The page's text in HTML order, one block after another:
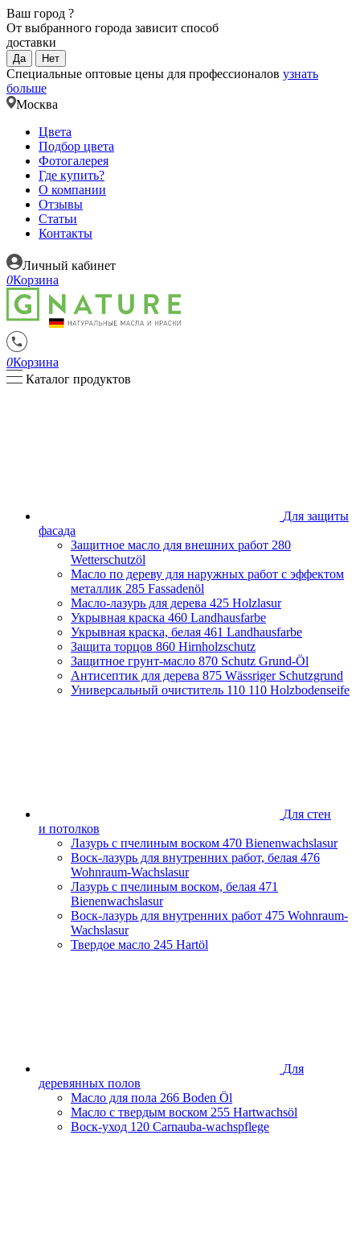
Ваш город ?
От выбранного города зависит способ
доставки
Да Нет
Специальные оптовые цены для профессионалов узнать
больше
Москва
Цвета
Подбор цвета
Фотогалерея
Где купить?
О компании
Отзывы
Статьи
Контакты
Личный кабинет
0Корзина
0Корзина
Каталог продуктов
Для защиты
фасада
Защитное масло для внешних работ 280
Wetterschutzöl
Масло по дереву для наружных работ с эффектом
металлик 285 Fassadenöl
Масло-лазурь для дерева 425 Holzlasur
Укрывная краска 460 Landhausfarbe
Укрывная краска, белая 461 Landhausfarbe
Защита торцов 860 Hirnholzschutz
Защитное грунт-масло 870 Schutz Grund-Öl
Антисептик для дерева 875 Wässriger Schutzgrund
Универсальный очиститель 110 110 Holzbodenseife
Для стен
и потолков
Лазурь с пчелиным воском 470 Bienenwachslasur
Воск-лазурь для внутренних работ, белая 476
Wohnraum-Wachslasur
Лазурь с пчелиным воском, белая 471
Bienenwachslasur
Воск-лазурь для внутренних работ 475 Wohnraum-
Wachslasur
Твердое масло 245 Hartöl
Для
деревянных полов
Масло для пола 266 Boden Öl
Масло с твердым воском 255 Hartwachsöl
Воск-уход 120 Carnauba-wachspflege